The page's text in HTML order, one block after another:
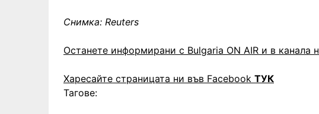
Снимка: Reuters
Останете информирани с Bulgaria ON AIR и в канала
Харесайте страницата ни във Facebook ТУК
Тагове: